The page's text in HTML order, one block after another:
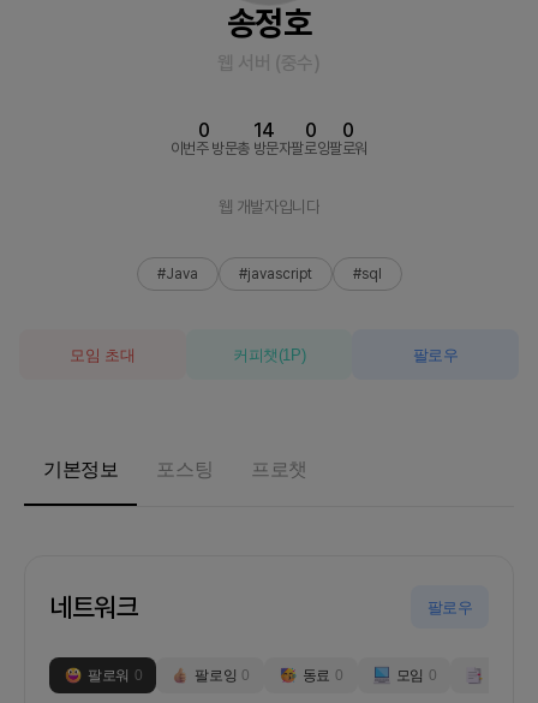
송정호
웹 서버 (중수)
이번주 방문
0
총 방문자
14
팔로잉
0
팔로워
0
웹 개발자입니다
#Java #javascript #sql
모임 초대 커피챗 (1 P) 팔로우
기본정보 포스팅 프로챗
네트워크 팔로우
팔로워 0 팔로잉 0 동료 0 모임 0